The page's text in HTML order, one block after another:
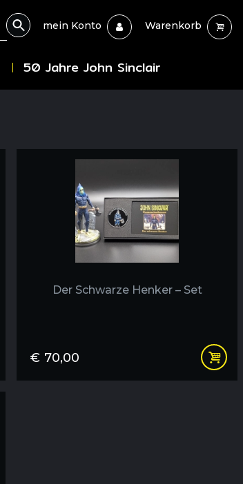
mein Konto Warenkorb
50 Jahre John Sinclair
Der Schwarze Henker – Set
€ 70,00